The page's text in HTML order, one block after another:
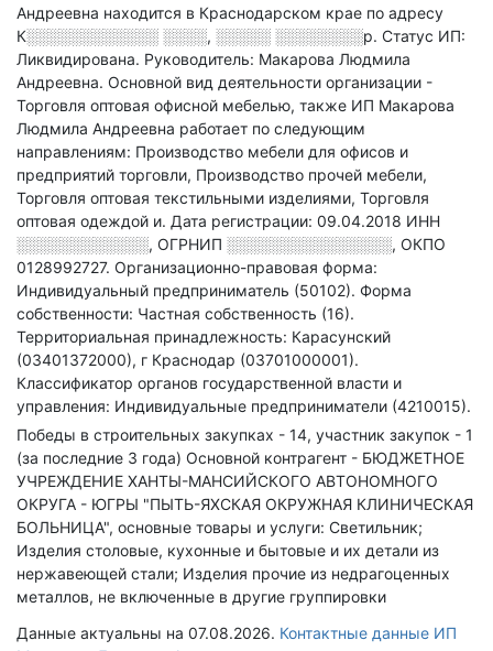
Андреевна находится в Краснодарском крае по адресу
К░░░░░░░░░░░░ ░░░░, ░░░░░ ░░░░░░░░р. Статус ИП:
Ликвидирована. Руководитель: Макарова Людмила
Андреевна. Основной вид деятельности организации -
Торговля оптовая офисной мебелью, также ИП Макарова
Людмила Андреевна работает по следующим
направлениям: Производство мебели для офисов и
предприятий торговли, Производство прочей мебели,
Торговля оптовая текстильными изделиями, Торговля
оптовая одеждой и. Дата регистрации: 09.04.2018 ИНН
░░░░░░░░░░░░, ОГРНИП ░░░░░░░░░░░░░░░, ОКПО
0128992727. Организационно-правовая форма:
Индивидуальный предприниматель (50102). Форма
собственности: Частная собственность (16).
Территориальная принадлежность: Карасунский
(03401372000), г Краснодар (03701000001).
Классификатор органов государственной власти и
управления: Индивидуальные предприниматели (4210015).
Победы в строительных закупках - 14, участник закупок - 1
(за последние 3 года) Основной контрагент - БЮДЖЕТНОЕ
УЧРЕЖДЕНИЕ ХАНТЫ-МАНСИЙСКОГО АВТОНОМНОГО
ОКРУГА - ЮГРЫ "ПЫТЬ-ЯХСКАЯ ОКРУЖНАЯ КЛИНИЧЕСКАЯ
БОЛЬНИЦА", основные товары и услуги: Светильник;
Изделия столовые, кухонные и бытовые и их детали из
нержавеющей стали; Изделия прочие из недрагоценных
металлов, не включенные в другие группировки
Данные актуальны на 07.08.2026. Контактные данные ИП